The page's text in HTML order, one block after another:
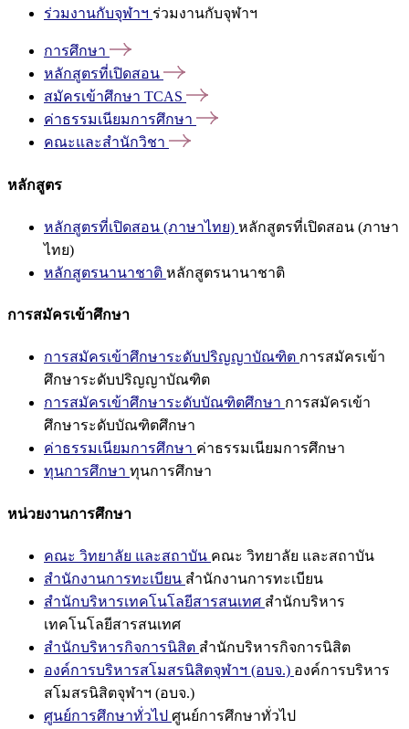
ร่วมงานกับจุฬาฯ ร่วมงานกับจุฬาฯ
การศึกษา
หลักสูตรที่เปิดสอน
สมัครเข้าศึกษา TCAS
ค่าธรรมเนียมการศึกษา
คณะและสำนักวิชา
หลักสูตร
หลักสูตรที่เปิดสอน (ภาษาไทย) หลักสูตรที่เปิดสอน (ภาษา
ไทย)
หลักสูตรนานาชาติ หลักสูตรนานาชาติ
การสมัครเข้าศึกษา
การสมัครเข้าศึกษาระดับปริญญาบัณฑิต การสมัครเข้า
ศึกษาระดับปริญญาบัณฑิต
การสมัครเข้าศึกษาระดับบัณฑิตศึกษา การสมัครเข้า
ศึกษาระดับบัณฑิตศึกษา
ค่าธรรมเนียมการศึกษา ค่าธรรมเนียมการศึกษา
ทุนการศึกษา ทุนการศึกษา
หน่วยงานการศึกษา
คณะ วิทยาลัย และสถาบัน คณะ วิทยาลัย และสถาบัน
สำนักงานการทะเบียน สำนักงานการทะเบียน
สำนักบริหารเทคโนโลยีสารสนเทศ สำนักบริหาร
เทคโนโลยีสารสนเทศ
สำนักบริหารกิจการนิสิต สำนักบริหารกิจการนิสิต
องค์การบริหารสโมสรนิสิตจุฬาฯ (อบจ.) องค์การบริหาร
สโมสรนิสิตจุฬาฯ (อบจ.)
ศูนย์การศึกษาทั่วไป ศูนย์การศึกษาทั่วไป